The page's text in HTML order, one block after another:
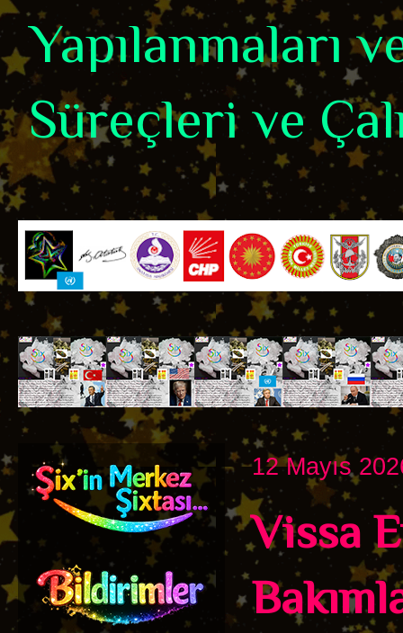
Yapılanmaları
Süreçleri ve
12 Mayıs
Vissa